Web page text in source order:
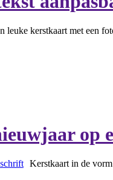
leuke kerstkaart met een
op
Kerstkaart in de